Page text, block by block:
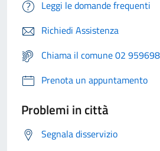
Leggi le domande frequenti
Richiedi Assistenza
Chiama il comune 02
Prenota un appuntamento
Problemi in città
Segnala disservizio